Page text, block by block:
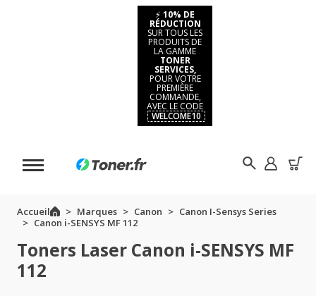
⚡ 10% DE
RÉDUCTION
SUR TOUS LES
PRODUITS DE
LA GAMME
TONER
SERVICES,
POUR VOTRE
PREMIÈRE
COMMANDE,
AVEC LE CODE
WELCOME10
Accueil Marques Canon
Canon I-Sensys Series
Canon i-SENSYS MF 112
Toners Laser Canon i-SENSYS MF
112